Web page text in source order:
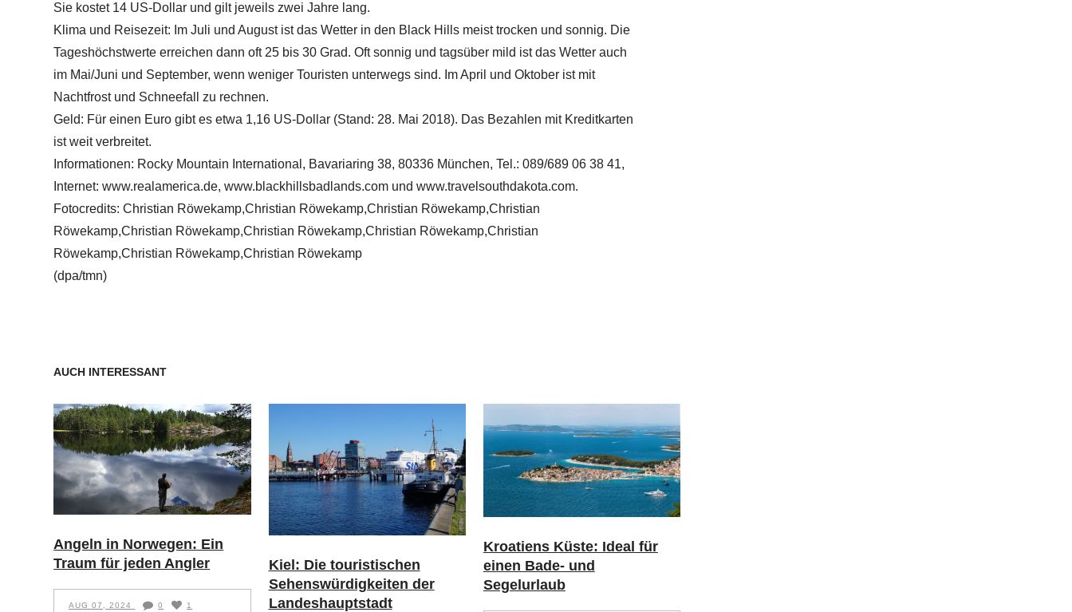
Sie kostet 14 US-Dollar und gilt jeweils zwei Jahre lang.
Klima und Reisezeit: Im Juli und August ist das Wetter in den Black Hills meist trocken und sonnig. Die
Tageshöchstwerte erreichen dann oft 25 bis 30 Grad. Oft sonnig und tagsüber mild ist das Wetter auch
im Mai/Juni und September, wenn weniger Touristen unterwegs sind. Im April und Oktober ist mit
Nachtfrost und Schneefall zu rechnen.
Geld: Für einen Euro gibt es etwa 1,16 US-Dollar (Stand: 28. Mai 2018). Das Bezahlen mit Kreditkarten
ist weit verbreitet.
Informationen: Rocky Mountain International, Bavariaring 38, 80336 München, Tel.: 089/689 06 38 41,
Internet: www.realamerica.de, www.blackhillsbadlands.com und www.travelsouthdakota.com.
Fotocredits: Christian Röwekamp,Christian Röwekamp,Christian Röwekamp,Christian
Röwekamp,Christian Röwekamp,Christian Röwekamp,Christian Röwekamp,Christian
Röwekamp,Christian Röwekamp,Christian Röwekamp
(dpa/tmn)
AUCH INTERESSANT
Angeln in Norwegen: Ein
Traum für jeden Angler
AUG 07, 2024 0 1
Kiel: Die touristischen
Sehenswürdigkeiten der
Landeshauptstadt
Kroatiens Küste: Ideal für
einen Bade- und
Segelurlaub